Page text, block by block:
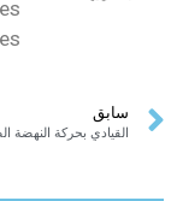
سابق